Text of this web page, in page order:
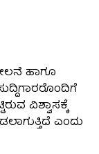
ಹಾಗೂ
ವಿಶ್ವಾಸಕ್ಕೆ
ಎಂದು